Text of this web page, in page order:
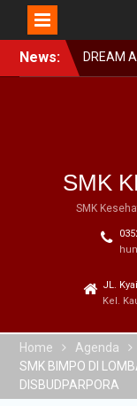
News:
MPLS
SMK
SWASTA
SMK
GERAK
SMK
SMK
JL.
Kel.
Home
Agenda
SMK BIMPO DI
DISBUDPARPORA